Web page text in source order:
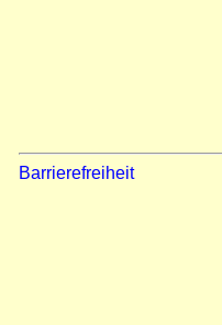
Barrierefreiheit